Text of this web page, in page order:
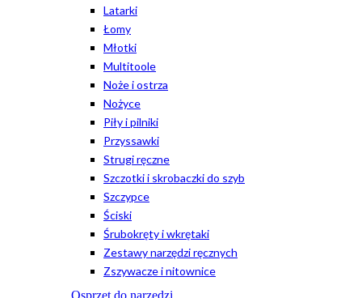
Latarki
Łomy
Młotki
Multitoole
Noże i ostrza
Nożyce
Piły i pilniki
Przyssawki
Strugi ręczne
Szczotki i skrobaczki do szyb
Szczypce
Ściski
Śrubokręty i wkrętaki
Zestawy narzędzi ręcznych
Zszywacze i nitownice
Osprzęt do narzędzi